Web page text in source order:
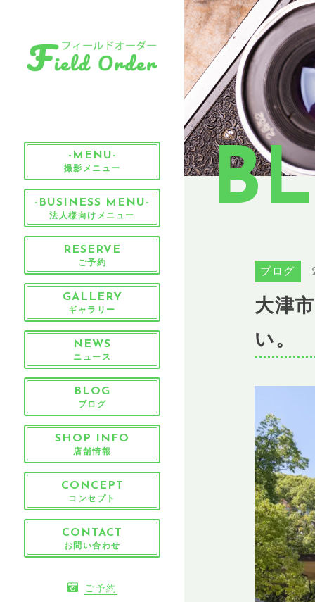
-MENU-
撮影メニュー
-BUSINESS MENU-
法人様向けメニュー
RESERVE
ご予約
GALLERY
ギャラリー
NEWS
ニュース
BLOG
ブログ
SHOP INFO
店舗情報
CONCEPT
コンセプト
CONTACT
お問い合わせ
ご予約
ブログ
大津
い。